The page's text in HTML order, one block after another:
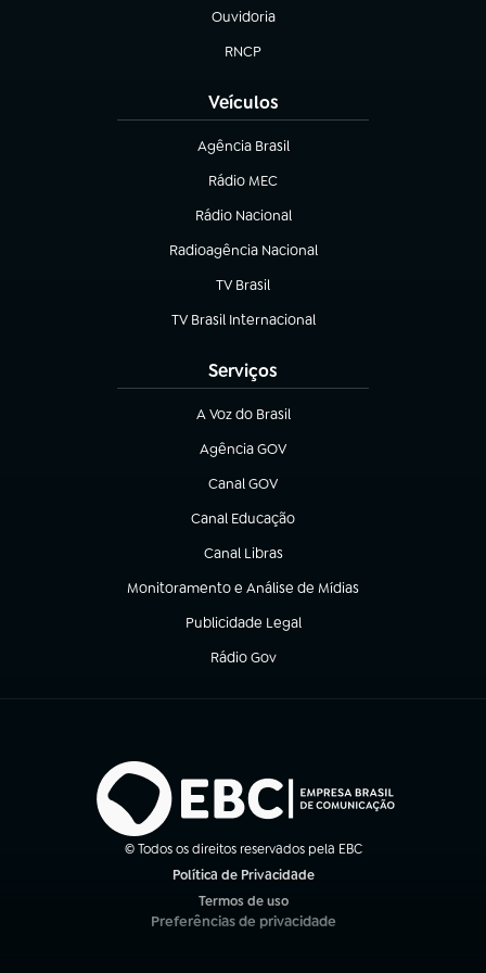
Ouvidoria
(abre em nova aba)
RNCP
(abre em nova aba)
Veículos
Agência Brasil
(abre em nova aba)
Rádio MEC
(abre em nova aba)
Rádio Nacional
Radioagência Nacional
(abre em nova aba)
TV Brasil
(abre em nova aba)
TV Brasil Internacional
(abre em nova aba)
Serviços
A Voz do Brasil
(abre em nova aba)
Agência GOV
(abre em nova aba)
Canal GOV
(abre em nova aba)
Canal Educação
(abre em nova aba)
Canal Libras
(abre em nova aba)
Monitoramento e Análise de Mídias
(abre em nova aba)
Publicidade Legal
(abre em nova aba)
Rádio Gov
(abre em nova aba)
© Todos os direitos reservados pela EBC
Política de Privacidade
Termos de uso
(abre em nova aba)
Preferências de privacidade